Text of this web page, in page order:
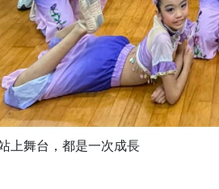
上舞台，都是一次成長